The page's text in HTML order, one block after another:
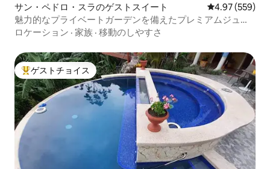
サン・ペドロ・スラのゲストスイート レビュー559
4.97 (559)
魅力的なプライベートガーデンを備えたプレミアムジュニ
アスイート
ロケーション · 家族 · 移動のしやすさ
大好評のゲストチョイスです。
ゲストチョイス